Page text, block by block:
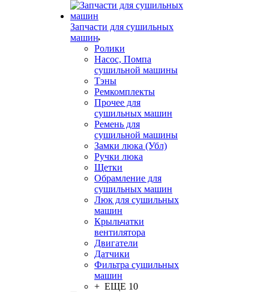
Запчасти для сушильных
машин
Ролики
Насос, Помпа
сушильной машины
Тэны
Ремкомплекты
Прочее для
сушильных машин
Ремень для
сушильной машины
Замки люка (Убл)
Ручки люка
Щетки
Обрамление для
сушильных машин
Люк для сушильных
машин
Крыльчатки
вентилятора
Двигатели
Датчики
Фильтра сушильных
машин
+ ЕЩЕ 10